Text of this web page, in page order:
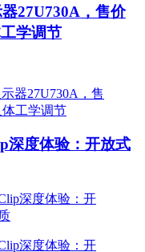
27U730A，售价
学调节
深度体验：开放式